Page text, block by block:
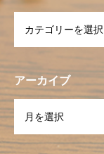
アーカイブ